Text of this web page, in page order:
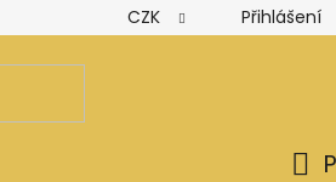
Hodnocení obchodu
CZK Přihlášení